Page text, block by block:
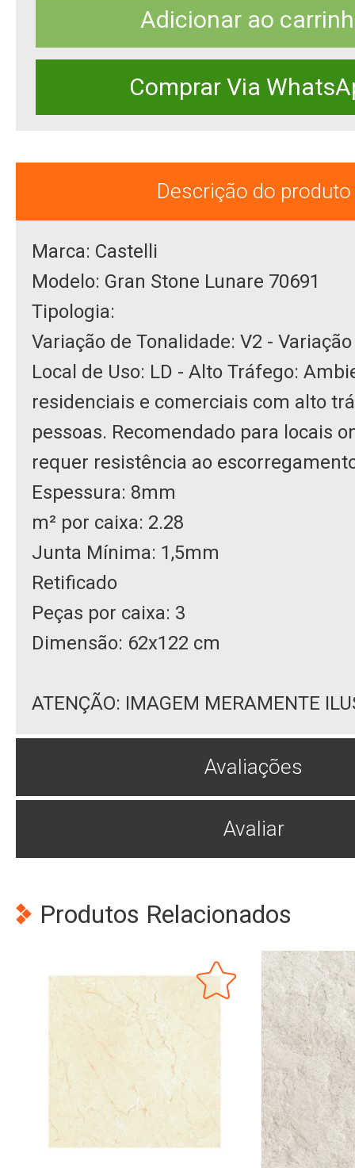
Adicionar ao
Comprar Via
Descrição do produto
Marca: Castelli
Modelo: Gran Stone Lunare 70691
Tipologia:
Variação de Tonalidade: V2 -
Local de Uso: LD - Alto Tráfego:
residenciais e comerciais com alto
pessoas. Recomendado para locais
requer resistência ao
Espessura: 8mm
m² por caixa: 2.28
Junta Mínima: 1,5mm
Retificado
Peças por caixa: 3
Dimensão: 62x122 cm
ATENÇÃO: IMAGEM MERAMENTE
Avaliações
Avaliar
Produtos Relacionados